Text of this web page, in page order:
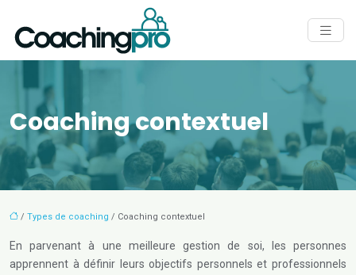
Coaching contextuel
/ Types de coaching / Coaching contextuel
En parvenant à une meilleure gestion de soi, les personnes
apprennent à définir leurs objectifs personnels et professionnels